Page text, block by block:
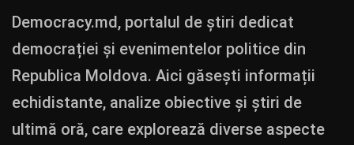
Democracy.md, portalul de știri dedicat
democrației și evenimentelor politice din
Republica Moldova. Aici găsești informații
echidistante, analize obiective și știri de
ultimă oră, care explorează diverse aspecte